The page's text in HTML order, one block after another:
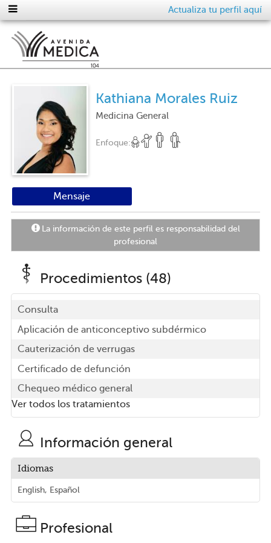
Actualiza tu perfil aquí
Kathiana Morales Ruiz
Medicina General
Enfoque:
Mensaje
La información de este perfil es responsabilidad del
profesional
Procedimientos (48)
Consulta
Aplicación de anticonceptivo subdérmico
Cauterización de verrugas
Certificado de defunción
Chequeo médico general
Ver todos los tratamientos
Información general
Idiomas
English, Español
Profesional